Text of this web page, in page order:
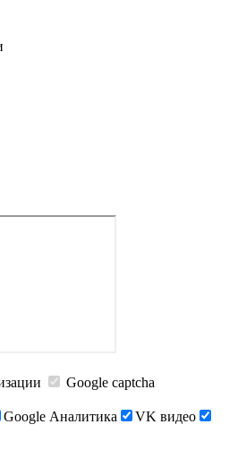
Google captcha
Google Аналитика
VK видео